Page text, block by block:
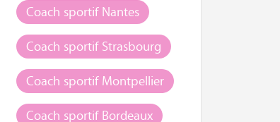
Coach sportif Nantes
Coach sportif Strasbourg
Coach sportif Montpellier
Coach sportif Bordeaux